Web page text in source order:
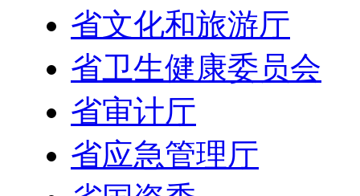
省文化和旅游厅
省卫生健康委员会
省审计厅
省应急管理厅